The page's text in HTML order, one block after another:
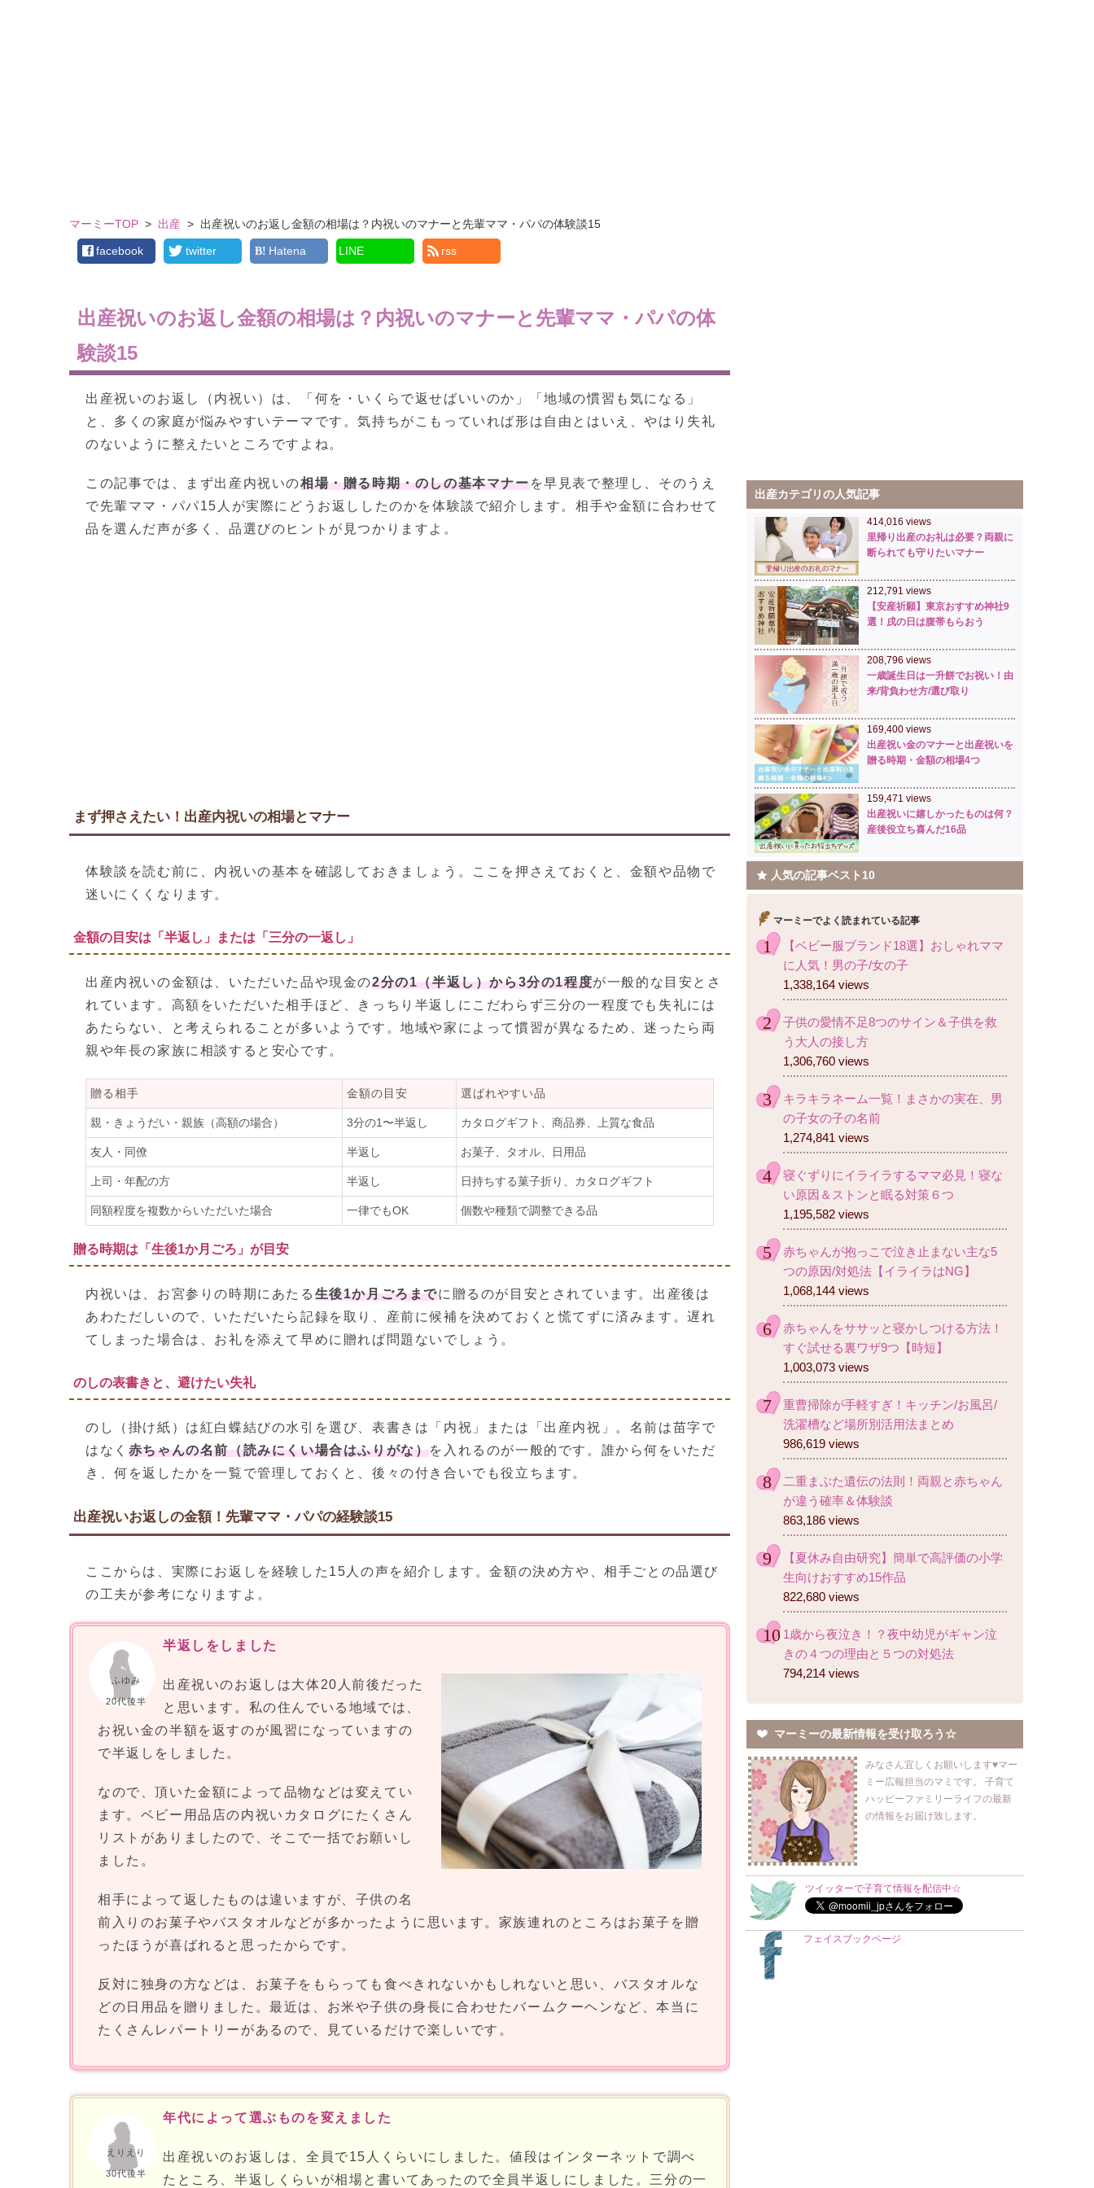
マーミーTOP > 出産 > 出産祝いのお返し金額の相場は？内祝いのマナーと先輩ママ・パパの体験談15
facebook twitter Hatena LINE rss
出産祝いのお返し金額の相場は？内祝いのマナーと先輩ママ・パパの体
験談15
出産祝いのお返し（内祝い）は、「何を・いくらで返せばいいのか」「地域の慣習も気になる」
と、多くの家庭が悩みやすいテーマです。気持ちがこもっていれば形は自由とはいえ、やはり失礼
のないように整えたいところですよね。
この記事では、まず出産内祝いの相場・贈る時期・のしの基本マナーを早見表で整理し、そのうえ
で先輩ママ・パパ15人が実際にどうお返ししたのかを体験談で紹介します。相手や金額に合わせて
品を選んだ声が多く、品選びのヒントが見つかりますよ。
まず押さえたい！出産内祝いの相場とマナー
体験談を読む前に、内祝いの基本を確認しておきましょう。ここを押さえておくと、金額や品物で
迷いにくくなります。
金額の目安は「半返し」または「三分の一返し」
出産内祝いの金額は、いただいた品や現金の2分の1（半返し）から3分の1程度が一般的な目安とさ
れています。高額をいただいた相手ほど、きっちり半返しにこだわらず三分の一程度でも失礼には
あたらない、と考えられることが多いようです。地域や家によって慣習が異なるため、迷ったら両
親や年長の家族に相談すると安心です。
贈る相手 金額の目安 選ばれやすい品
親・きょうだい・親族（高額の場合） 3分の1〜半返し カタログギフト、商品券、上質な食品
友人・同僚 半返し お菓子、タオル、日用品
上司・年配の方 半返し 日持ちする菓子折り、カタログギフト
同額程度を複数からいただいた場合 一律でもOK 個数や種類で調整できる品
贈る時期は「生後1か月ごろ」が目安
内祝いは、お宮参りの時期にあたる 生後1か月ごろまでに贈るのが目安とされています。出産後は
あわただしいので、いただいたら記録を取り、産前に候補を決めておくと慌てずに済みます。遅れ
てしまった場合は、お礼を添えて早めに贈れば問題ないでしょう。
のしの表書きと、避けたい失礼
のし（掛け紙）は紅白蝶結びの水引を選び、表書きは「内祝」または「出産内祝」。名前は苗字で
はなく 赤ちゃんの名前（読みにくい場合はふりがな）を入れるのが一般的です。誰から何をいただ
き、何を返したかを一覧で管理しておくと、後々の付き合いでも役立ちます。
出産祝いお返しの金額！先輩ママ・パパの経験談15
ここからは、実際にお返しを経験した15人の声を紹介します。金額の決め方や、相手ごとの品選び
の工夫が参考になりますよ。
ふゆみ
20代後半
半返しをしました
出産祝いのお返しは大体20人前後だった
と思います。私の住んでいる地域では、
お祝い金の半額を返すのが風習になっていますの
で半返しをしました。
なので、頂いた金額によって品物などは変えてい
ます。ベビー用品店の内祝いカタログにたくさん
リストがありましたので、そこで一括でお願いし
ました。
相手によって返したものは違いますが、子供の名
前入りのお菓子やバスタオルなどが多かったように思います。家族連れのところはお菓子を贈
ったほうが喜ばれると思ったからです。
反対に独身の方などは、お菓子をもらっても食べきれないかもしれないと思い、バスタオルな
どの日用品を贈りました。最近は、お米や子供の身長に合わせたバームクーヘンなど、本当に
たくさんレパートリーがあるので、見ているだけで楽しいです。
えりえり
30代後半
年代によって選ぶものを変えました
出産祝いのお返しは、全員で15人くらいにしました。値段はインターネットで調べ
たところ、半返しくらいが相場と書いてあったので全員半返しにしました。三分の一
出産カテゴリの人気記事
414,016 views
里帰り出産のお礼は必要？両親に
断られても守りたいマナー
212,791 views
【安産祈願】東京おすすめ神社9
選！戌の日は腹帯もらおう
208,796 views
一歳誕生日は一升餅でお祝い！由
来/背負わせ方/選び取り
169,400 views
出産祝い金のマナーと出産祝いを
贈る時期・金額の相場4つ
159,471 views
出産祝いに嬉しかったものは何？
産後役立ち喜んだ16品
人気の記事ベスト10
マーミーでよく読まれている記事
【ベビー服ブランド18選】おしゃれママ
に人気！男の子/女の子
1,338,164 views
子供の愛情不足8つのサイン＆子供を救
う大人の接し方
1,306,760 views
キラキラネーム一覧！まさかの実在、男
の子女の子の名前
1,274,841 views
寝ぐずりにイライラするママ必見！寝な
い原因＆ストンと眠る対策６つ
1,195,582 views
赤ちゃんが抱っこで泣き止まない主な5
つの原因/対処法【イライラはNG】
1,068,144 views
赤ちゃんをササッと寝かしつける方法！
すぐ試せる裏ワザ9つ【時短】
1,003,073 views
重曹掃除が手軽すぎ！キッチン/お風呂/
洗濯槽など場所別活用法まとめ
986,619 views
二重まぶた遺伝の法則！両親と赤ちゃん
が違う確率＆体験談
863,186 views
【夏休み自由研究】簡単で高評価の小学
生向けおすすめ15作品
822,680 views
1歳から夜泣き！？夜中幼児がギャン泣
きの４つの理由と５つの対処法
794,214 views
マーミーの最新情報を受け取ろう☆
みなさん宜しくお願いします♥マー
ミー広報担当のマミです。 子育て
ハッピーファミリーライフの最新
の情報をお届け致します。
ツイッターで子育て情報を配信中☆
フェイスブックページ